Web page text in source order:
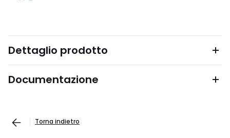
Dettaglio prodotto
Documentazione
Torna indietro